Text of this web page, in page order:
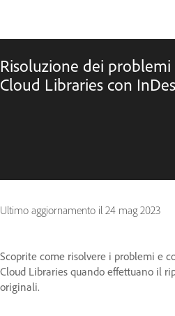
Risoluzione dei problemi
Cloud Libraries con
Ultimo aggiornamento il 24 mag 2023
Scoprite come risolvere i problemi e
Cloud Libraries quando effettuano il
originali.